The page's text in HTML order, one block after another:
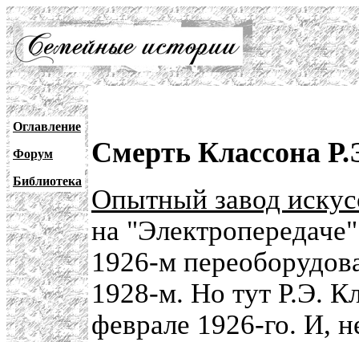
Оглавление
Форум
Библиотека
Смерть Классона
Опытный завод
на
1926-м
1928-м. Но тут Р.Э.
феврале 1926-го. И,